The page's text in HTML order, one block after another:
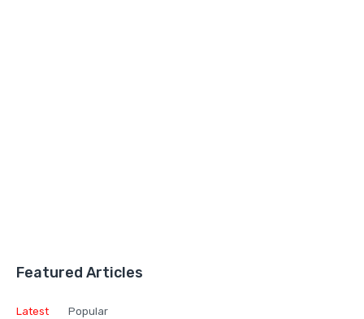
Featured Articles
Latest Popular